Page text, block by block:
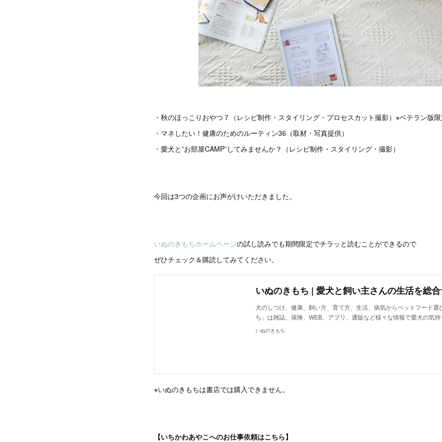
・秋のほっこりおやつ７（レシピ制作・スタイリング・プロセスカット撮影）※ベテラン版
・マネしたい！健康のためのルーティン36（取材・写真提供）
・愛犬と”お部屋CAMP”してみませんか？（レシピ制作・スタイリング・撮影）
今回は3つの企画にお声がけいただきました。
いぬのきもちホームページの試し読みでも期間限定でチラッと読むことができるので
ぜひチェック＆購読してみてください。
いぬのきもち | 愛犬と飼い主さんの生活を総
犬のしつけ、健康、飼い方、育て方、生活、病気からペットフード選
ち」は雑誌、保険、WEB、アプリ、通販など様々な情報で愛犬の気
いぬのきもち
※いぬのきもちは書店では購入できません。
【いちかわあやこへのお仕事依頼はこちら】